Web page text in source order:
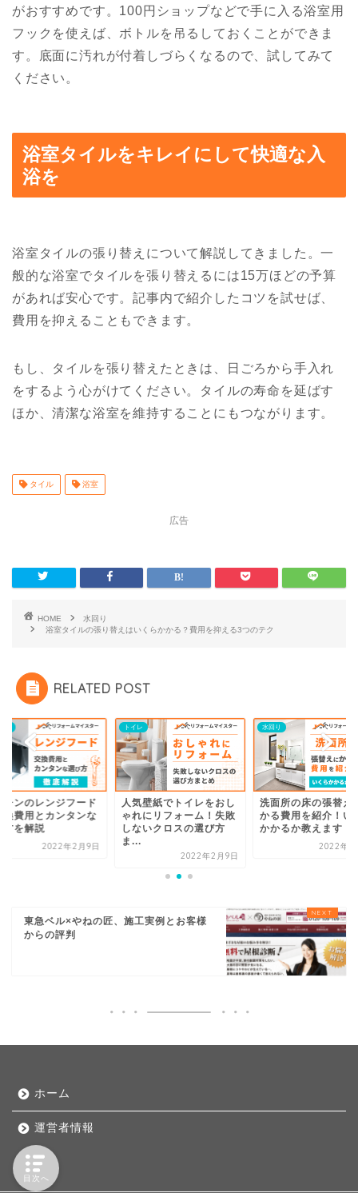
がおすすめです。100円ショップなどで手に入る浴室用
フックを使えば、ボトルを吊るしておくことができま
す。底面に汚れが付着しづらくなるので、試してみて
ください。
浴室タイルをキレイにして快適な入
浴を
浴室タイルの張り替えについて解説してきました。一
般的な浴室でタイルを張り替えるには15万ほどの予算
があれば安心です。記事内で紹介したコツを試せば、
費用を抑えることもできます。
もし、タイルを張り替えたときは、日ごろから手入れ
をするよう心がけてください。タイルの寿命を延ばす
ほか、清潔な浴室を維持することにもつながります。
タイル 浴室
広告
HOME
水回り
浴室タイルの張り替えはいくらかかる？費用を抑える3つのテク
RELATED POST
チンのレンジフード
換費用とカンタンな
方を解説
2022年2月9日
トイレ
人気壁紙でトイレをおし
ゃれにリフォーム！失敗
しないクロスの選び方
ま...
2022年2月9日
水回り
洗面所の床の張替え
かる費用を紹介！い
かかるか教えます
2022年2
東急ベル×やねの匠、施工実例とお客様
からの評判
ホーム
運営者情報
目次へ